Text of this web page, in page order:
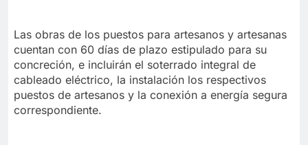
Las obras de los puestos para artesanos y artesanas
cuentan con 60 días de plazo estipulado para su
concreción, e incluirán el soterrado integral de
cableado eléctrico, la instalación los respectivos
puestos de artesanos y la conexión a energía segura
correspondiente.